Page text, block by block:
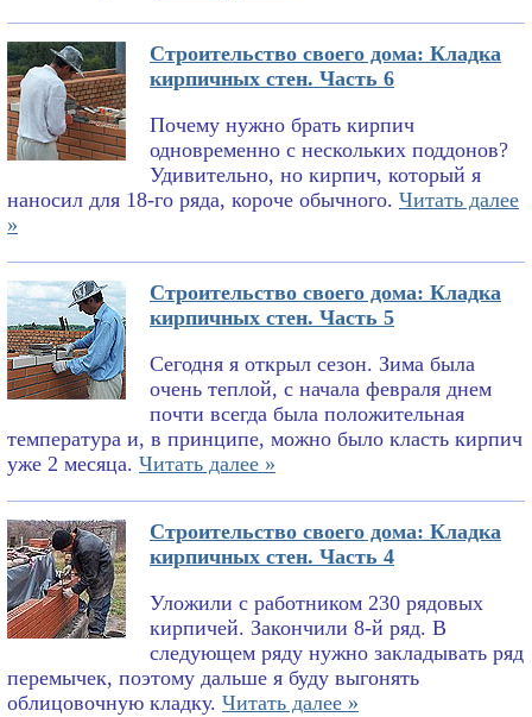
Строительство своего дома: Кладка
кирпичных стен. Часть 6
Почему нужно брать кирпич
одновременно с нескольких поддонов?
Удивительно, но кирпич, который я
наносил для 18-го ряда, короче обычного. Читать далее
»
Строительство своего дома: Кладка
кирпичных стен. Часть 5
Сегодня я открыл сезон. Зима была
очень теплой, с начала февраля днем
почти всегда была положительная
температура и, в принципе, можно было класть кирпич
уже 2 месяца. Читать далее »
Строительство своего дома: Кладка
кирпичных стен. Часть 4
Уложили с работником 230 рядовых
кирпичей. Закончили 8-й ряд. В
следующем ряду нужно закладывать ряд
перемычек, поэтому дальше я буду выгонять
облицовочную кладку. Читать далее »